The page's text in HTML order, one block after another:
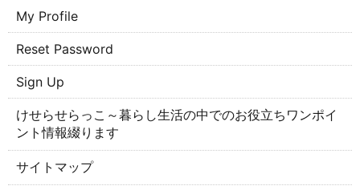
My Profile
Reset Password
Sign Up
けせらせらっこ～暮らし生活の中でのお役立ちワンポイ
ント情報綴ります
サイトマップ